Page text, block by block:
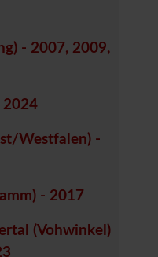
- 2007, 2009,
2024
Westfalen) -
- 2017
(Vohwinkel)